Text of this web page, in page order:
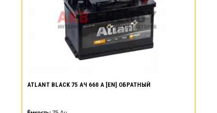
ATLANT BLACK 75 АЧ 660 А [EN] ОБРАТНЫЙ